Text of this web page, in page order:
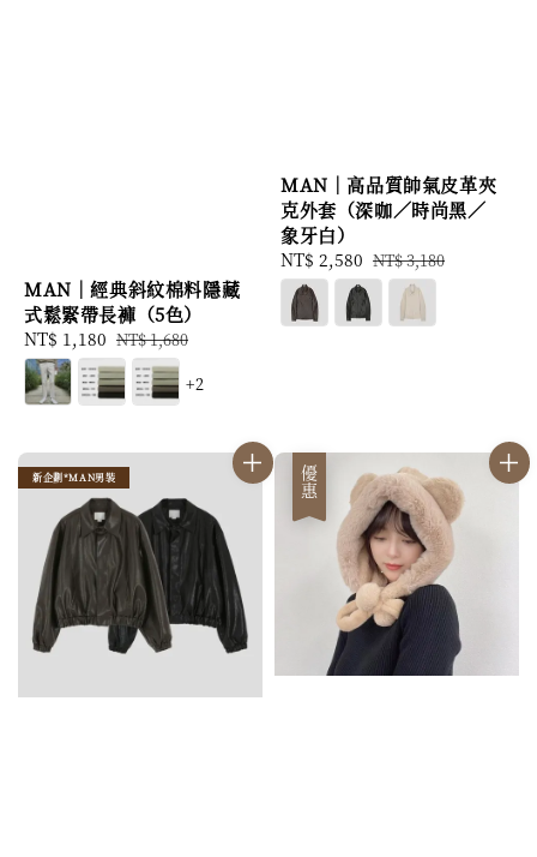
MAN｜經典斜紋棉料隱藏
式鬆緊帶長褲（5色）
Sale
price
NT$ 1,180 Regular
price
NT$ 1,680
+2
MAN｜高品質帥氣皮革夾
克外套（深咖／時尚黑／
象牙白）
Sale
price
NT$ 2,580 Regular
price
NT$ 3,180
新企劃*MAN男裝 優惠